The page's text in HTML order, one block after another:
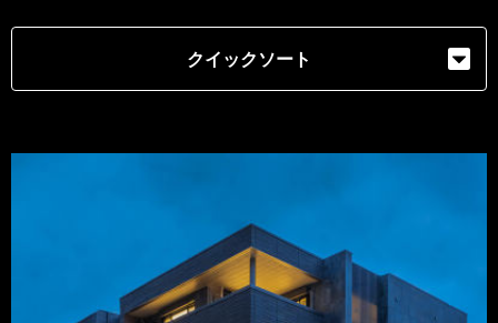
クイックソート